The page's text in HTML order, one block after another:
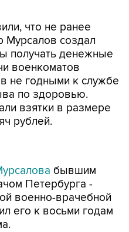
что не ранее
Мурсалов создал
получать денежные
военкоматов
не годными к службе
по здоровью.
взятки в размере
рублей.
бывшим
Петербурга -
военно-врачебной
его к восьми годам